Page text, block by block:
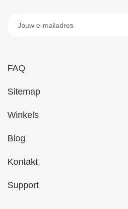
FAQ
Sitemap
Winkels
Blog
Kontakt
Support